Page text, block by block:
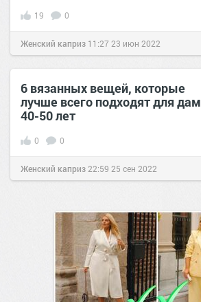
19 0
Женский каприз 11:27 23 июн 2022
6 вязанных вещей, которые
лучше всего подходят для дам
40-50 лет
0 0
Женский каприз22:59 25 сен 2022